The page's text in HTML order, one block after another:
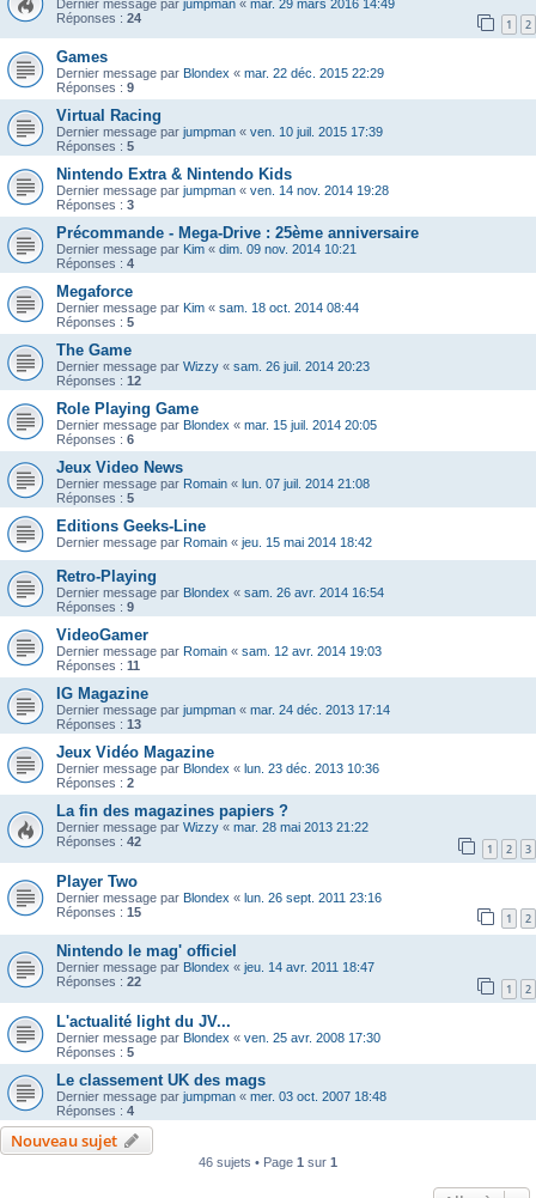
Dernier message par jumpman « mar. 29 mars 2016 14:49
Réponses : 24 1 2
Games
Dernier message par Blondex « mar. 22 déc. 2015 22:29
Réponses : 9
Virtual Racing
Dernier message par jumpman « ven. 10 juil. 2015 17:39
Réponses : 5
Nintendo Extra & Nintendo Kids
Dernier message par jumpman « ven. 14 nov. 2014 19:28
Réponses : 3
Précommande - Mega-Drive : 25ème anniversaire
Dernier message par Kim « dim. 09 nov. 2014 10:21
Réponses : 4
Megaforce
Dernier message par Kim « sam. 18 oct. 2014 08:44
Réponses : 5
The Game
Dernier message par Wizzy « sam. 26 juil. 2014 20:23
Réponses : 12
Role Playing Game
Dernier message par Blondex « mar. 15 juil. 2014 20:05
Réponses : 6
Jeux Video News
Dernier message par Romain « lun. 07 juil. 2014 21:08
Réponses : 5
Editions Geeks-Line
Dernier message par Romain « jeu. 15 mai 2014 18:42
Retro-Playing
Dernier message par Blondex « sam. 26 avr. 2014 16:54
Réponses : 9
VideoGamer
Dernier message par Romain « sam. 12 avr. 2014 19:03
Réponses : 11
IG Magazine
Dernier message par jumpman « mar. 24 déc. 2013 17:14
Réponses : 13
Jeux Vidéo Magazine
Dernier message par Blondex « lun. 23 déc. 2013 10:36
Réponses : 2
La fin des magazines papiers ?
Dernier message par Wizzy « mar. 28 mai 2013 21:22
Réponses : 42 1 2 3
Player Two
Dernier message par Blondex « lun. 26 sept. 2011 23:16
Réponses : 15 1 2
Nintendo le mag' officiel
Dernier message par Blondex « jeu. 14 avr. 2011 18:47
Réponses : 22 1 2
L'actualité light du JV...
Dernier message par Blondex « ven. 25 avr. 2008 17:30
Réponses : 5
Le classement UK des mags
Dernier message par jumpman « mer. 03 oct. 2007 18:48
Réponses : 4
Nouveau sujet
46 sujets • Page 1 sur 1